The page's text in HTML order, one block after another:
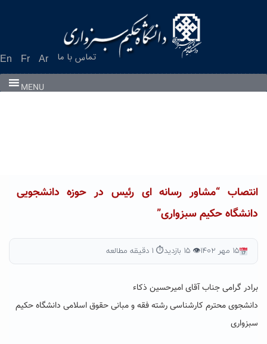
En Fr Ar تماس با ما
MENU
انتصاب “مشاور رسانه ای رئیس در حوزه دانشجویی
دانشگاه حکیم سبزواری”
۱۵ مهر ۱۴۰۲ 👁 ۱۵ بازدید ⏱ ۱ دقیقه مطالعه
برادر گرامی جناب آقای امیرحسین ذکاء
دانشجوی محترم کارشناسی رشته فقه و مبانی حقوق اسلامی دانشگاه حکیم
سبزواری